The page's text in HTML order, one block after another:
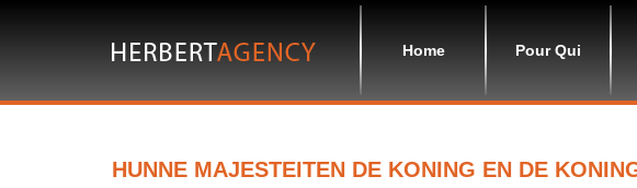
Home Pour Qui
HUNNE MAJESTEITEN DE KONING EN DE